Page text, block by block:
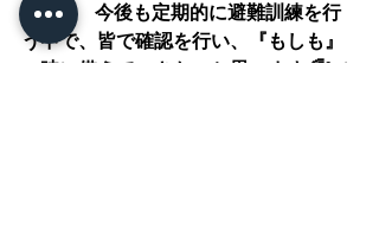
´ω｀*)　今後も定期的に避難訓練を行
う中で、皆で確認を行い、『もしも』
の時に備えていきたいと思います🌈°˖✧